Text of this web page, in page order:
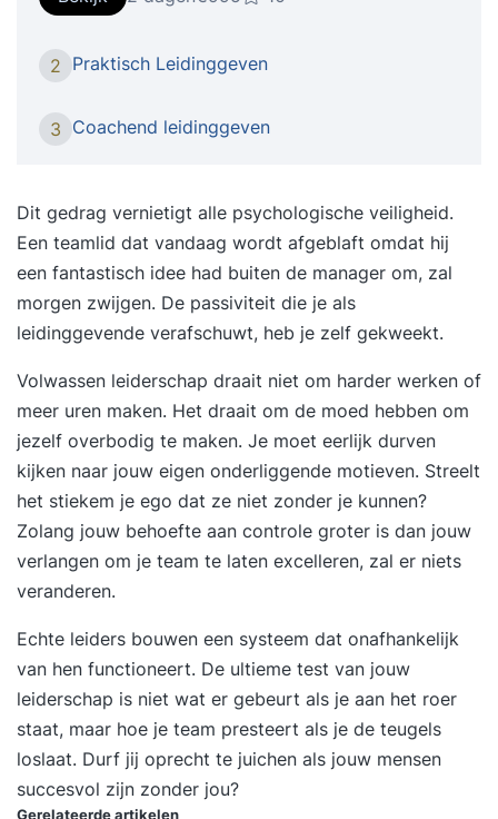
team tot aan iedereen op één lijn krijgen in het
team en conflicten oplossen. Je vaardigheden als
leidinggevende zijn zo breed dat er bijna altijd
iets meer van wilt weten. Iemand die functie van
met meer cohesie waarin het werk allemaal wat
soepeler verloopt, dat scheelt een boel stress op
de werkvloer. Deze training is afgestemd op jouw
behoeften en wordt individueel gegeven. We
bekijken jouw situatie en niveau en passen ons
waarschijnlijk nét iets anders nodig dan een
ander. Vraagstukken die we in de training
beantwoorden zijn bijvoorbeeld: Hoe zorg ik
voor onderlinge verbondenheid binnen mijn
team? Hoe ga ik om met weerstand en conflicten
binnen het team? Hoe zorg ik voor een gevoel
van controle en rust bij mezelf? En hoe zorg ik
ervoor dat we met zijn allen op één lijn blijven
we naar de specifieke vragen die jij hebt. Deze
nemen we mee in het programma. De training is
praktisch ingesteld. Je krijgt tools en handvatten
die helpen in situaties waar je tegenaan loopt. We
delen de training het liefst op in kortere sessies.
Zo heb je tussendoor tijd om te oefenen en aan
2 Praktisch Leidinggeven
3 Coachend leidinggeven
Dit gedrag vernietigt alle psychologische veiligheid.
Een teamlid dat vandaag wordt afgeblaft omdat hij
een fantastisch idee had buiten de manager om, zal
morgen zwijgen. De passiviteit die je als
leidinggevende verafschuwt, heb je zelf gekweekt.
Volwassen leiderschap draait niet om harder werken of
meer uren maken. Het draait om de moed hebben om
jezelf overbodig te maken. Je moet eerlijk durven
kijken naar jouw eigen onderliggende motieven. Streelt
het stiekem je ego dat ze niet zonder je kunnen?
Zolang jouw behoefte aan controle groter is dan jouw
verlangen om je team te laten excelleren, zal er niets
veranderen.
Echte leiders bouwen een systeem dat onafhankelijk
van hen functioneert. De ultieme test van jouw
leiderschap is niet wat er gebeurt als je aan het roer
staat, maar hoe je team presteert als je de teugels
loslaat. Durf jij oprecht te juichen als jouw mensen
succesvol zijn zonder jou?
Gerelateerde artikelen